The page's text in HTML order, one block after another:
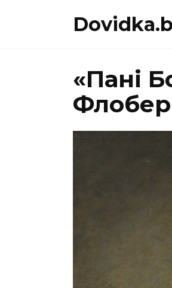
«Пані
Флобер